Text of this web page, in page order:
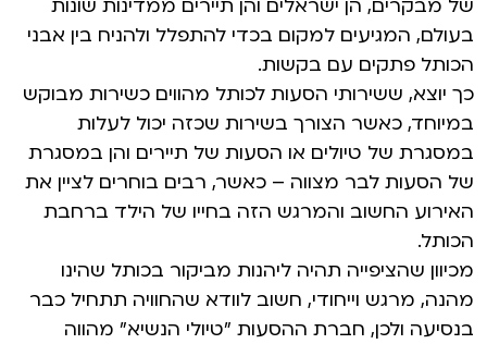
של מבקרים, הן ישראלים והן תיירים ממדינות שונות
בעולם, המגיעים למקום בכדי להתפלל ולהניח בין אבני
הכותל פתקים עם בקשות.
כך יוצא, ששירותי הסעות לכותל מהווים כשירות מבוקש
במיוחד, כאשר הצורך בשירות שכזה יכול לעלות
במסגרת של טיולים או הסעות של תיירים והן במסגרת
של הסעות לבר מצווה – כאשר, רבים בוחרים לציין את
האירוע החשוב והמרגש הזה בחייו של הילד ברחבת
הכותל.
מכיוון שהציפייה תהיה ליהנות מביקור בכותל שהינו
מהנה, מרגש וייחודי, חשוב לוודא שהחוויה תתחיל כבר
בנסיעה ולכן, חברת ההסעות "טיולי הנשיא" מהווה